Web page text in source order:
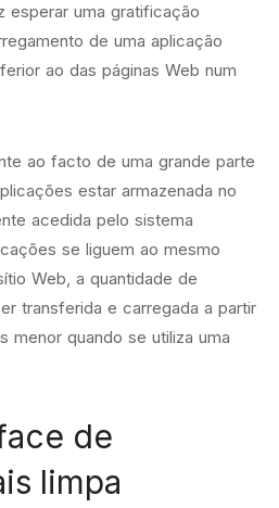
esperar uma gratificação
de uma aplicação
ao das páginas Web num
ao facto de uma grande parte
estar armazenada no
acedida pelo sistema
se liguem ao mesmo
Web, a quantidade de
transferida e carregada a partir
menor quando se utiliza uma
de
limpa